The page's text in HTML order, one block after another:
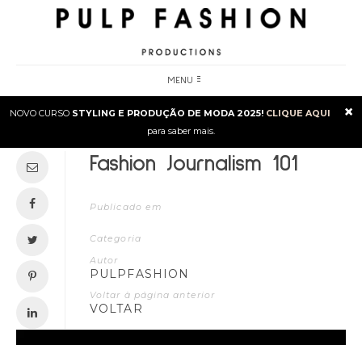
MENU
×
NOVO CURSO STYLING E PRODUÇÃO DE MODA 2025! CLIQUE AQUI
para saber mais.
Fashion Journalism 101
Publicado em
Categoria
Autor
PULPFASHION
Voltar à página anterior
VOLTAR